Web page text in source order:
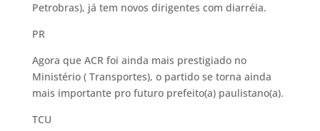
Petrobras), já tem novos dirigentes com diarréia.
PR
Agora que ACR foi ainda mais prestigiado no
Ministério ( Transportes), o partido se torna ainda
mais importante pro futuro prefeito(a) paulistano(a).
TCU